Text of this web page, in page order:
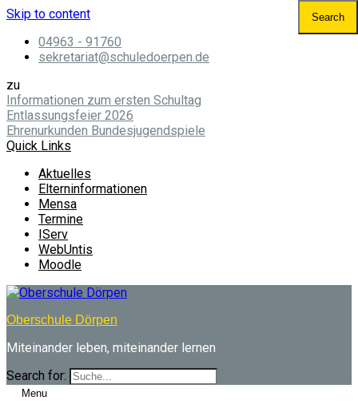
Skip to content
04963 - 91760
sekretariat@schuledoerpen.de
zu
Informationen zum ersten Schultag
Entlassungsfeier 2026
Ehrenurkunden Bundesjugendspiele
Quick Links
Aktuelles
Elterninformationen
Mensa
Termine
IServ
WebUntis
Moodle
Oberschule Dörpen
Miteinander leben, miteinander lernen
Search for:
Menu